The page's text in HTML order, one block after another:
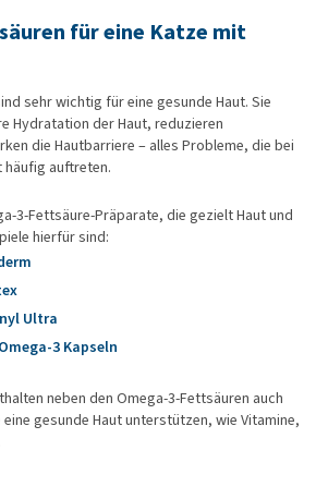
für eine Katze mit
sehr wichtig für eine gesunde Haut. Sie
Hydratation der Haut, reduzieren
die Hautbarriere – alles Probleme, die bei
häufig auftreten.
3-Fettsäure-Präparate, die gezielt Haut und
hierfür sind:
Ultra
3 Kapseln
neben den Omega-3-Fettsäuren auch
gesunde Haut unterstützen, wie Vitamine,